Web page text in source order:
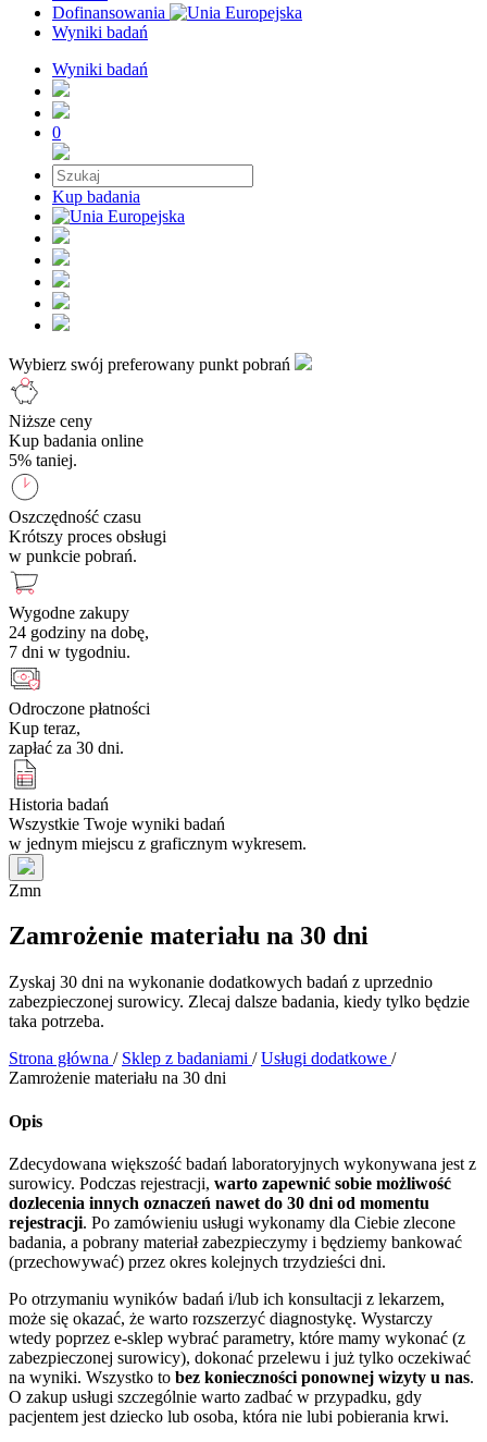
Dofinansowania
Wyniki badań
Wyniki badań
0
Kup badania
Wybierz swój preferowany punkt pobrań
Niższe ceny
Kup badania online
5% taniej.
Oszczędność czasu
Krótszy proces obsługi
w punkcie pobrań.
Wygodne zakupy
24 godziny na dobę,
7 dni w tygodniu.
Odroczone płatności
Kup teraz,
zapłać za 30 dni.
Historia badań
Wszystkie Twoje wyniki badań
w jednym miejscu z graficznym wykresem.
Zmn
Zamrożenie materiału na 30 dni
Zyskaj 30 dni na wykonanie dodatkowych badań z uprzednio
zabezpieczonej surowicy. Zlecaj dalsze badania, kiedy tylko będzie
taka potrzeba.
Strona główna / Sklep z badaniami / Usługi dodatkowe /
Zamrożenie materiału na 30 dni
Opis
Zdecydowana większość badań laboratoryjnych wykonywana jest z
surowicy. Podczas rejestracji, warto zapewnić sobie możliwość
dozlecenia innych oznaczeń nawet do 30 dni od momentu
rejestracji. Po zamówieniu usługi wykonamy dla Ciebie zlecone
badania, a pobrany materiał zabezpieczymy i będziemy bankować
(przechowywać) przez okres kolejnych trzydzieści dni.
Po otrzymaniu wyników badań i/lub ich konsultacji z lekarzem,
może się okazać, że warto rozszerzyć diagnostykę. Wystarczy
wtedy poprzez e-sklep wybrać parametry, które mamy wykonać (z
zabezpieczonej surowicy), dokonać przelewu i już tylko oczekiwać
na wyniki. Wszystko to bez konieczności ponownej wizyty u nas.
O zakup usługi szczególnie warto zadbać w przypadku, gdy
pacjentem jest dziecko lub osoba, która nie lubi pobierania krwi.